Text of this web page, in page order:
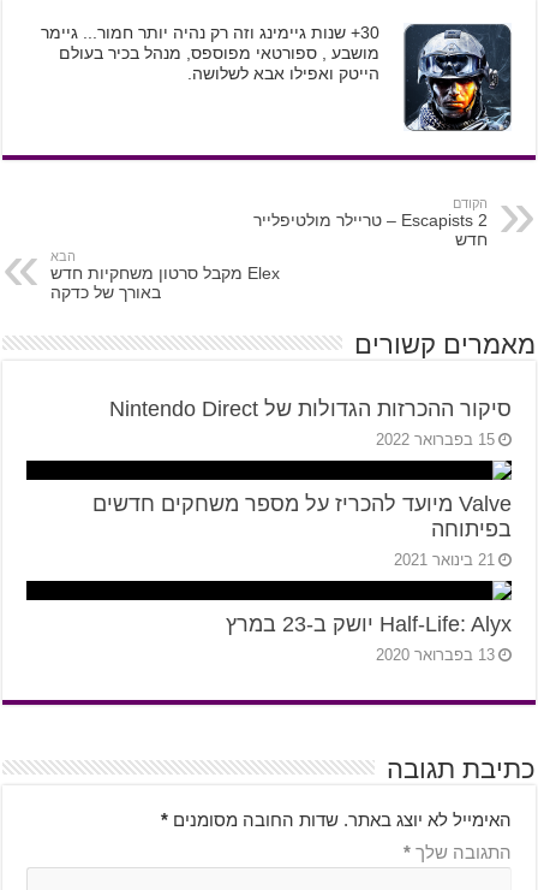
30+ שנות גיימינג וזה רק נהיה יותר חמור... גיימר
מושבע , ספורטאי מפוספס, מנהל בכיר בעולם
הייטק ואפילו אבא לשלושה.
הקודם
Escapists 2 – טריילר מולטיפלייר
חדש
הבא
Elex מקבל סרטון משחקיות חדש
באורך של כדקה
מאמרים קשורים
סיקור ההכרזות הגדולות של Nintendo Direct
15 בפברואר 2022
Valve מיועד להכריז על מספר משחקים חדשים
בפיתוחה
21 בינואר 2021
Half-Life: Alyx יושק ב-23 במרץ
13 בפברואר 2020
כתיבת תגובה
האימייל לא יוצג באתר. שדות החובה מסומנים *
התגובה שלך *